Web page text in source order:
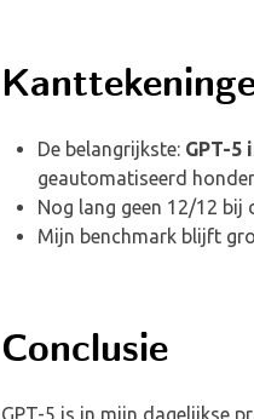
De belangrijkste: GPT-5
geautomatiseerd
Nog lang geen 12/12 bij
Mijn benchmark blijft
Conclusie
GPT-5 is in mijn dagelijkse